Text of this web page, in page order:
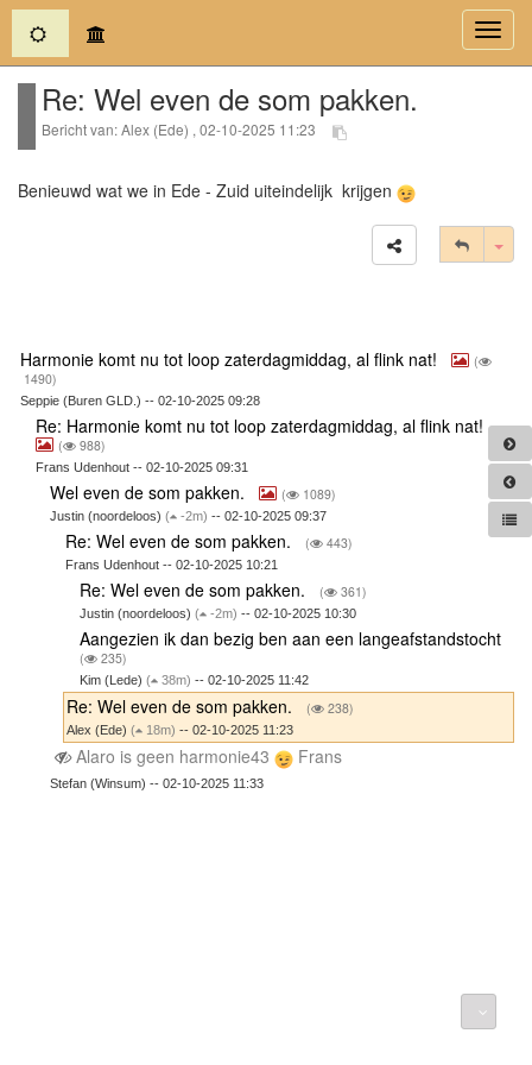
(current)
Re: Wel even de som pakken.
Bericht van: Alex (Ede) , 02-10-2025 11:23
Benieuwd wat we in Ede - Zuid uiteindelijk krijgen
Harmonie komt nu tot loop zaterdagmiddag, al flink nat!
(
1490)
Seppie (Buren GLD.) -- 02-10-2025 09:28
Re: Harmonie komt nu tot loop zaterdagmiddag, al flink nat!
( 988)
Frans Udenhout -- 02-10-2025 09:31
Wel even de som pakken. ( 1089)
Justin (noordeloos)( -2m) -- 02-10-2025 09:37
Re: Wel even de som pakken. ( 443)
Frans Udenhout -- 02-10-2025 10:21
Re: Wel even de som pakken. ( 361)
Justin (noordeloos)( -2m) -- 02-10-2025 10:30
Aangezien ik dan bezig ben aan een langeafstandstocht
( 235)
Kim (Lede)( 38m) -- 02-10-2025 11:42
Re: Wel even de som pakken. ( 238)
Alex (Ede) ( 18m) -- 02-10-2025 11:23
Alaro is geen harmonie43 Frans
Stefan (Winsum) -- 02-10-2025 11:33